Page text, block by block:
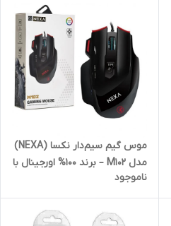
موس گیم سیم‌دار نکسا (NEXA)
مدل M102 – برند 100% اورجینال با
رقص نور RGB
ناموجود